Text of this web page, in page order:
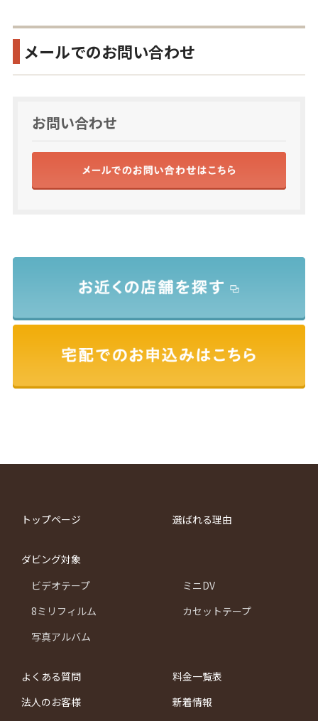
メールでのお問い合わせ
お問い合わせ
トップページ 選ばれる理由
ダビング対象
ビデオテープ
ミニDV
8ミリフィルム
カセットテープ
写真アルバム
よくある質問
料金一覧表
法人のお客様
新着情報